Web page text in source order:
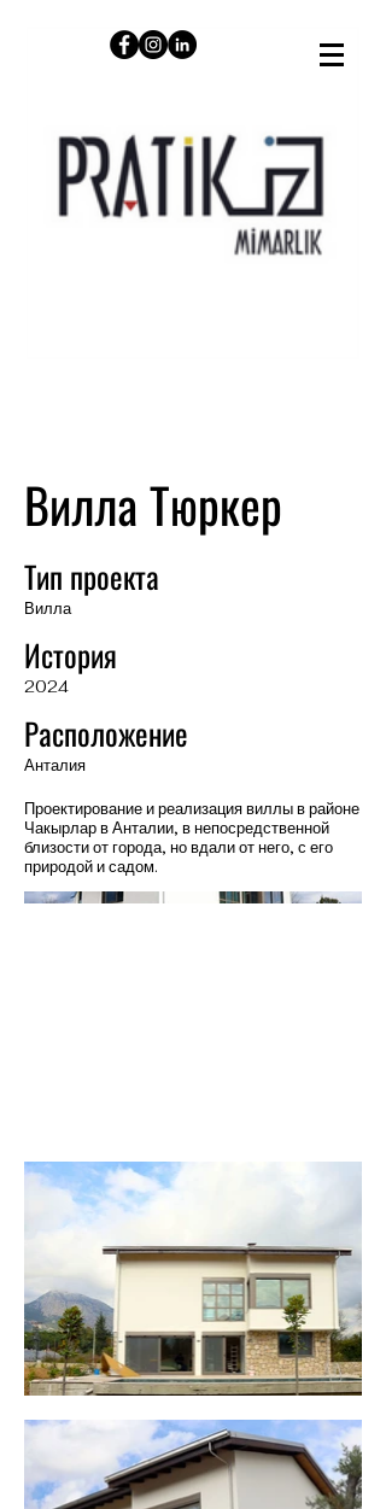
Вилла Тюркер
Тип проекта
Вилла
История
2024
Расположение
Анталия
Проектирование и реализация виллы в районе
Чакырлар в Анталии, в непосредственной
близости от города, но вдали от него, с его
природой и садом.